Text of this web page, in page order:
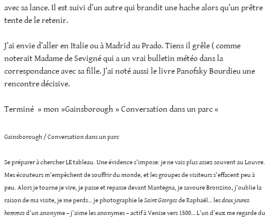
avec sa lance. Il est suivi d’un autre qui brandit une hache alors qu’un prêtre
tente de le retenir.
J’ai envie d’aller en Italie ou à Madrid au Prado. Tiens il grêle ( comme
noterait Madame de Sevigné qui a un vrai bulletin météo dans la
correspondance avec sa fille. J’ai noté aussi le livre Panofsky Bourdieu une
rencontre décisive.
Terminé » mon »Gainsborough » Conversation dans un parc «
Gainsborough / Conversation dans un parc
Se préparer à chercher LE tableau. Une évidence s’impose: je ne vais plus assez souvent au Louvre.
Mes écouteurs m’empêchent de souffrir du monde, et les groupes de visiteurs s’effacent peu à
peu. Alors je tourne je vire, je passe et repasse devant Mantegna, je savoure Bronzino, j’oublie la
raison de ma visite, je me perds… je photographie leSaint Georgesde Raphaël… lesdeux jeunes
hommesd’un anonyme – j’aime les anonymes – actif à Venise vers 1500… L’un d’eux me regarde du